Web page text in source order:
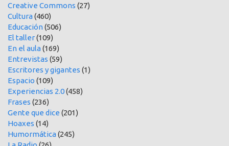
Creative Commons (27)
Cultura(460)
Educación(506)
El taller(109)
En el aula(169)
Entrevistas (59)
Escritores y gigantes (1)
Espacio (109)
Experiencias 2.0(458)
Frases (236)
Gente que dice (201)
Hoaxes (14)
Humormática(245)